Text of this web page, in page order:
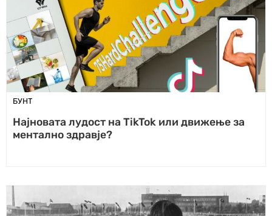
БУНТ
Најновата лудост на TikTok или движење за
ментално здравје?